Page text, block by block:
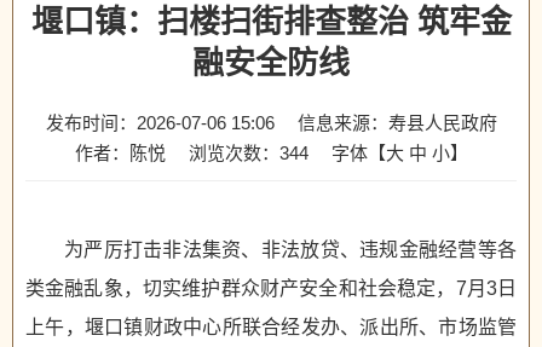
堰口镇：扫楼扫街排查整治 筑牢金
融安全防线
发布时间：2026-07-06 15:06
信息来源：寿县人民政府
作者：陈悦
浏览次数： 344 字体【大 中 小】
为严厉打击非法集资、非法放贷、违规金融经营等各
类金融乱象，切实维护群众财产安全和社会稳定，7月3日
上午，堰口镇财政中心所联合经发办、派出所、市场监管